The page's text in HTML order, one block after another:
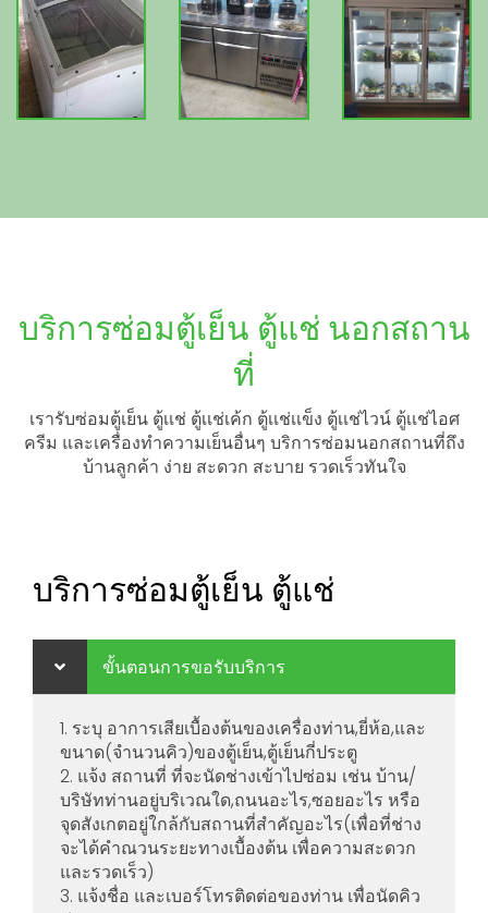
บริการซ่อมตู้เย็น ตู้แช่ นอกสถาน
ที่
เรารับซ่อมตู้เย็น ตู้เเช่ ตู้เเช่เค้ก ตู้เเช่เเข็ง ตู้เเช่ไวน์ ตู้เเช่ไอศ
ครีม และเครื่องทำความเย็นอื่นๆ บริการซ่อมนอกสถานที่ถึง
บ้านลูกค้า ง่าย สะดวก สะบาย รวดเร็วทันใจ
บริการซ่อมตู้เย็น ตู้แช่
ขั้นตอนการขอรับบริการ
1. ระบุ อาการเสียเบื้องต้นของเครื่องท่าน,ยี่ห้อ,และ
ขนาด(จำนวนคิว)ของตู้เย็น,ตู้เย็นกี่ประตู
2. แจ้ง สถานที่ ที่จะนัดช่างเข้าไปซ่อม เช่น บ้าน/
บริษัทท่านอยู่บริเวณใด,ถนนอะไร,ซอยอะไร หรือ
จุดสังเกตอยู่ใกล้กับสถานที่สำคัญอะไร(เพื่อที่ช่าง
จะได้คำณวนระยะทางเบื้องต้น เพื่อความสะดวก
และรวดเร็ว)
3. แจ้งชื่อ และเบอร์โทรติดต่อของท่าน เพื่อนัดคิว